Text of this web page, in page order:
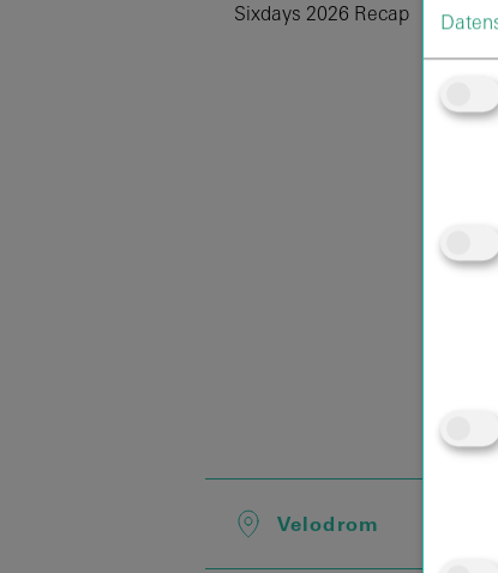
Sixdays 2026 Recap
Velodrom